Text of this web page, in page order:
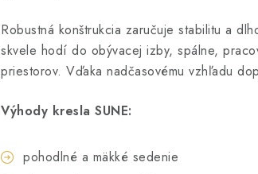
Robustná konštrukcia zaručuje stabilitu a
skvele hodí do obývacej izby, spálne,
priestorov. Vďaka nadčasovému vzhľadu
Výhody kresla SUNE:
pohodlné a mäkké sedenie